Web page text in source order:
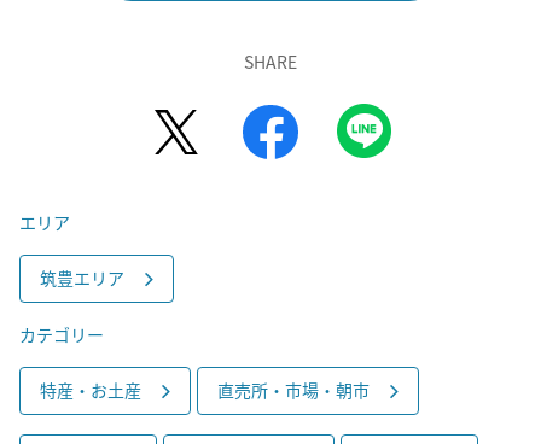
SHARE
エリア
筑豊エリア
カテゴリー
特産・お土産 直売所・市場・朝市